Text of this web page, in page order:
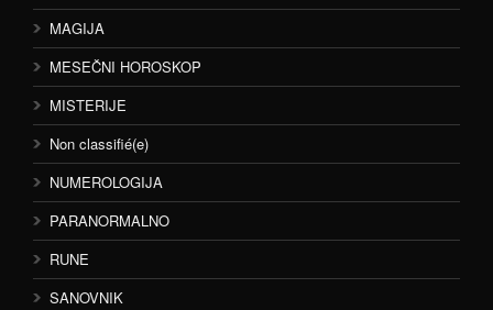
MAGIJA
MESEČNI HOROSKOP
MISTERIJE
Non classifié(e)
NUMEROLOGIJA
PARANORMALNO
RUNE
SANOVNIK